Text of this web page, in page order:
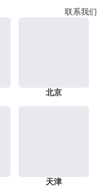
联系我们
北京
天津